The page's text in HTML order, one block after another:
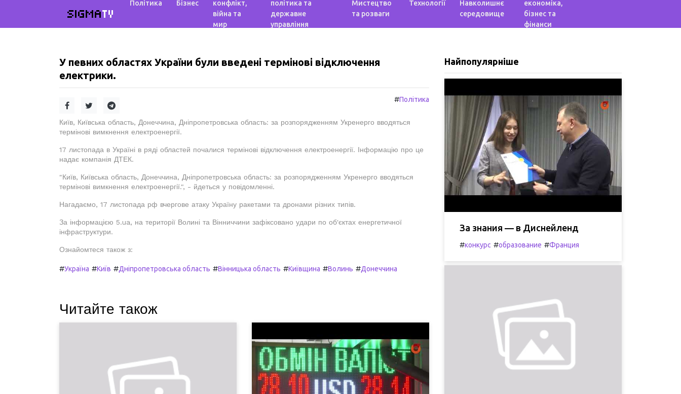
SIGMATV
Політика Бізнес
конфлікт,
війна та
мир
політика та
державне
управління
Мистецтво
та розваги
Технології
Навколишнє
середовище
економіка,
бізнес та
фінанси
У певних областях України були введені термінові відключення
електрики.
#Політика
Київ, Київська область, Донеччина, Дніпропетровська область: за розпорядженням Укренерго вводяться
термінові вимкнення електроенергії.
17 листопада в Україні в ряді областей почалися термінові відключення електроенергії. Інформацію про це
надає компанія ДТЕК.
"Київ, Київська область, Донеччина, Дніпропетровська область: за розпорядженням Укренерго вводяться
термінові вимкнення електроенергії.", - йдеться у повідомленні.
Нагадаємо, 17 листопада рф вчергове атаку Україну ракетами та дронами різних типів.
За інформацією 5.ua, на території Волині та Вінниччини зафіксовано удари по об'єктах енергетичної
інфраструктури.
Ознайомтеся також з:
#Україна #Київ #Дніпропетровська область #Вінницька область #Київщина #Волинь #Донеччина
Читайте також
Найпопулярніше
За знания — в Диснейленд
#конкурс #образование #Франция